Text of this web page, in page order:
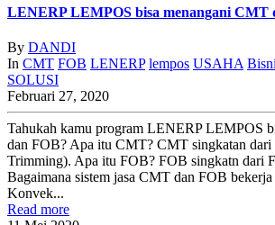
LENERP LEMPOS bisa menangani CMT
By DANDI
In CMT FOB LENERP lempos USAHA
SOLUSI
Februari 27, 2020
Tahukah kamu program LENERP LEMPOS
dan FOB? Apa itu CMT? CMT singkatan
Trimming). Apa itu FOB? FOB singkatn dari
Bagaimana sistem jasa CMT dan FOB
Konvek...
Read more